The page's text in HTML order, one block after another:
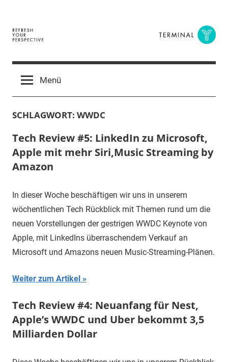
springen
Terminal
Y
Digital
BusinessMenü
SCHLAGWORT: WWDC
Tech Review #5: LinkedIn zu Microsoft,
Apple mit mehr Siri,Music Streaming by
Amazon
In dieser Woche beschäftigen wir uns in unserem
wöchentlichen Tech Rückblick mit Themen rund um die
neuen Vorstellungen der gestrigen WWDC Keynote von
Apple, mit LinkedIns überraschendem Verkauf an
Microsoft und Amazons neuen Music-Streaming-Plänen.
Weiter zum Artikel
Tech Review #4: Neuanfang für Nest,
Apple’s WWDC und Uber bekommt 3,5
Milliarden Dollar